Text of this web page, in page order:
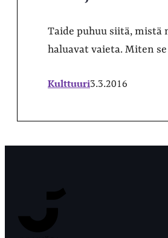
Taide puhuu siitä, mistä
haluavat vaieta. Miten
Kulttuuri3.3.2016